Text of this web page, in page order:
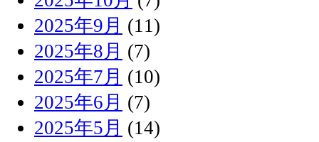
2025年9月 (11)
2025年8月 (7)
2025年7月 (10)
2025年6月 (7)
2025年5月 (14)